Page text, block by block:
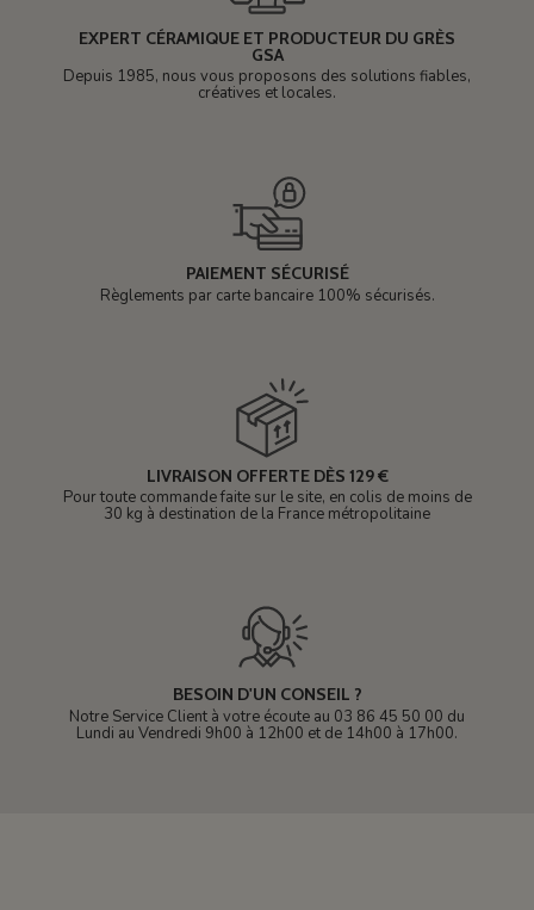
EXPERT CÉRAMIQUE ET PRODUCTEUR DU GRÈS
GSA
Depuis 1985, nous vous proposons des solutions fiables,
créatives et locales.
PAIEMENT SÉCURISÉ
Règlements par carte bancaire 100% sécurisés.
LIVRAISON OFFERTE DÈS 129 €
Pour toute commande faite sur le site, en colis de moins de
30 kg à destination de la France métropolitaine
BESOIN D'UN CONSEIL ?
Notre Service Client à votre écoute au 03 86 45 50 00 du
Lundi au Vendredi 9h00 à 12h00 et de 14h00 à 17h00.